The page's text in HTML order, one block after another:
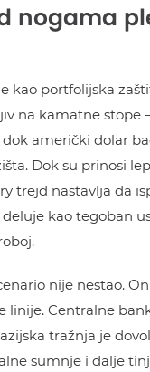
nogama
kao portfolijska
na kamatne stope
američki dolar
Dok su prinosi
trejd nastavlja da
kao tegoban
nije nestao.
linije. Centralne
tražnja je
sumnje i dalje